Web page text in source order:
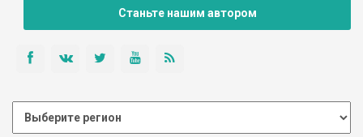
Станьте нашим автором